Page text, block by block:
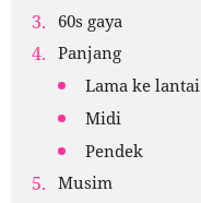
60s gaya
Panjang
Lama ke lantai
Midi
Pendek
Musim